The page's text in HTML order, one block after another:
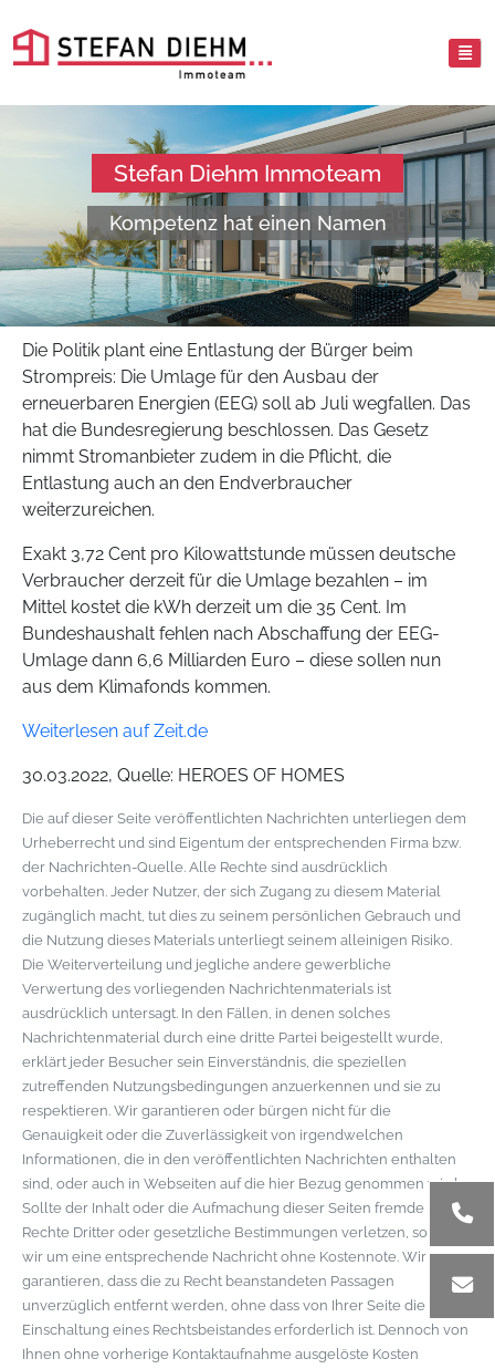
Stefan Diehm Immoteam
Kompetenz hat einen Namen
Die Politik plant eine Entlastung der Bürger beim
Strompreis: Die Umlage für den Ausbau der
erneuerbaren Energien (EEG) soll ab Juli wegfallen. Das
hat die Bundesregierung beschlossen. Das Gesetz
nimmt Stromanbieter zudem in die Pflicht, die
Entlastung auch an den Endverbraucher
weiterzureichen.
Exakt 3,72 Cent pro Kilowattstunde müssen deutsche
Verbraucher derzeit für die Umlage bezahlen – im
Mittel kostet die kWh derzeit um die 35 Cent. Im
Bundeshaushalt fehlen nach Abschaffung der EEG-
Umlage dann 6,6 Milliarden Euro – diese sollen nun
aus dem Klimafonds kommen.
Weiterlesen auf Zeit.de
30.03.2022, Quelle: HEROES OF HOMES
Die auf dieser Seite veröffentlichten Nachrichten unterliegen dem
Urheberrecht und sind Eigentum der entsprechenden Firma bzw.
der Nachrichten-Quelle. Alle Rechte sind ausdrücklich
vorbehalten. Jeder Nutzer, der sich Zugang zu diesem Material
zugänglich macht, tut dies zu seinem persönlichen Gebrauch und
die Nutzung dieses Materials unterliegt seinem alleinigen Risiko.
Die Weiterverteilung und jegliche andere gewerbliche
Verwertung des vorliegenden Nachrichtenmaterials ist
ausdrücklich untersagt. In den Fällen, in denen solches
Nachrichtenmaterial durch eine dritte Partei beigestellt wurde,
erklärt jeder Besucher sein Einverständnis, die speziellen
zutreffenden Nutzungsbedingungen anzuerkennen und sie zu
respektieren. Wir garantieren oder bürgen nicht für die
Genauigkeit oder die Zuverlässigkeit von irgendwelchen
Informationen, die in den veröffentlichten Nachrichten enthalten
sind, oder auch in Webseiten auf die hier Bezug genommen wird.
Sollte der Inhalt oder die Aufmachung dieser Seiten fremde
Rechte Dritter oder gesetzliche Bestimmungen verletzen, so bitten
wir um eine entsprechende Nachricht ohne Kostennote. Wir
garantieren, dass die zu Recht beanstandeten Passagen
unverzüglich entfernt werden, ohne dass von Ihrer Seite die
Einschaltung eines Rechtsbeistandes erforderlich ist. Dennoch von
Ihnen ohne vorherige Kontaktaufnahme ausgelöste Kosten